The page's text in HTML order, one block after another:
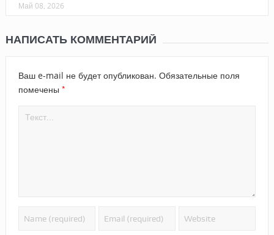
Май 08, 2026
НАПИСАТЬ КОММЕНТАРИЙ
Ваш e-mail не будет опубликован. Обязательные поля
помечены *